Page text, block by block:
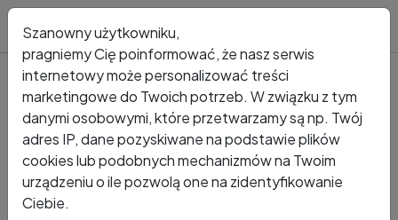
Kto dzwonił? Numer +48 737 551 493
+48 737 551 493
Szanowny użytkowniku,
pragniemy Cię poinformować, że nasz serwis
internetowy może personalizować treści
marketingowe do Twoich potrzeb. W związku z tym
danymi osobowymi, które przetwarzamy są np. Twój
adres IP, dane pozyskiwane na podstawie plików
cookies lub podobnych mechanizmów na Twoim
urządzeniu o ile pozwolą one na zidentyfikowanie
Ciebie.